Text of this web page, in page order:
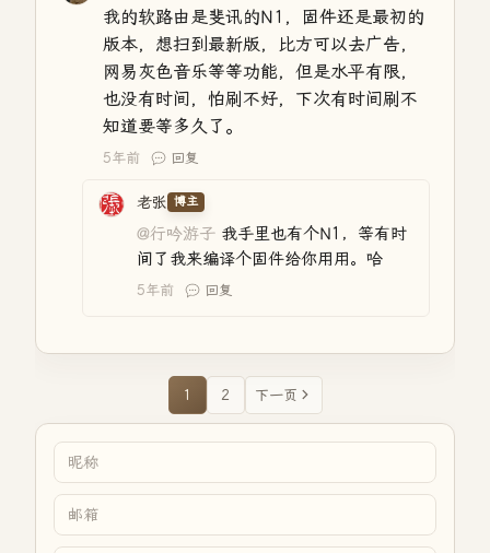
我的软路由是斐讯的N1，固件还是最初的
版本，想扫到最新版，比方可以去广告，
网易灰色音乐等等功能，但是水平有限，
也没有时间，怕刷不好，下次有时间刷不
知道要等多久了。
5年前 回复
老张 博主
@行吟游子 我手里也有个N1，等有时
间了我来编译个固件给你用用。哈
5年前 回复
1 2 下一页